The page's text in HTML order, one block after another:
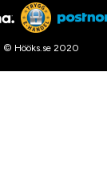
© Hööks.se 2020